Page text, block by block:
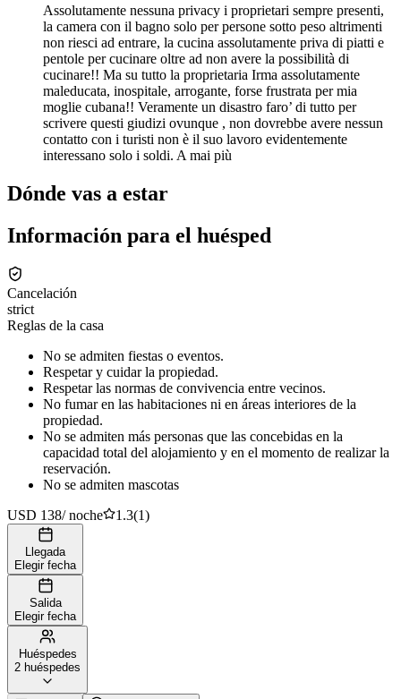
Assolutamente nessuna privacy i proprietari sempre presenti,
la camera con il bagno solo per persone sotto peso altrimenti
non riesci ad entrare, la cucina assolutamente priva di piatti e
pentole per cucinare oltre ad non avere la possibilità di
cucinare!! Ma su tutto la proprietaria Irma assolutamente
maleducata, inospitale, arrogante, forse frustrata per mia
moglie cubana!! Veramente un disastro faro’ di tutto per
scrivere questi giudizi ovunque , non dovrebbe avere nessun
contatto con i turisti non è il suo lavoro evidentemente
interessano solo i soldi. A mai più
Dónde vas a estar
Información para el huésped
Cancelación
strict
Reglas de la casa
No se admiten fiestas o eventos.
Respetar y cuidar la propiedad.
Respetar las normas de convivencia entre vecinos.
No fumar en las habitaciones ni en áreas interiores de la
propiedad.
No se admiten más personas que las concebidas en la
capacidad total del alojamiento y en el momento de realizar la
reservación.
No se admiten mascotas
USD 138/noche 1.3(1)
Llegada
Elegir fecha
Salida
Elegir fecha
Huéspedes
2 huéspedes